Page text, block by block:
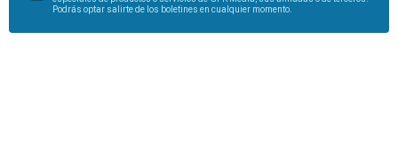
Podrás optar salirte de los boletines en cualquier momento.